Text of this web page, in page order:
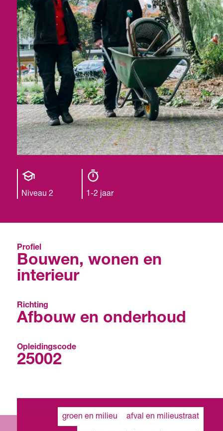
Opleiding
niveau
Niveau 2
1-2 jaar
Profiel
Bouwen, wonen en
interieur
Richting
Afbouw en onderhoud
Opleidingscode
25002
groen en milieu afval en milieustraat